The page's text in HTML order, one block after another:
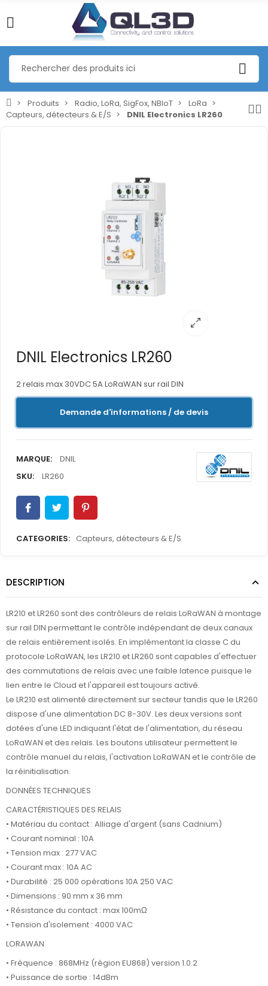
Produits Radio, LoRa, SigFox, NBIoT
LoRa
Capteurs, détecteurs & E/S
DNIL Electronics LR260
DNIL Electronics LR260
2 relais max 30VDC 5A LoRaWAN sur rail DIN
Demande d'informations / de devis
MARQUE:
DNIL
SKU:
LR260
CATEGORIES: Capteurs, détecteurs & E/S
DESCRIPTION
LR210 et LR260 sont des contrôleurs de relais LoRaWAN à montage
sur rail DIN permettant le contrôle indépendant de deux canaux
de relais entièrement isolés. En implémentant la classe C du
protocole LoRaWAN, les LR210 et LR260 sont capables d'effectuer
des commutations de relais avec une faible latence puisque le
lien entre le Cloud et l'appareil est toujours activé.
Le LR210 est alimenté directement sur secteur tandis que le LR260
dispose d'une alimentation DC 8-30V. Les deux versions sont
dotées d'une LED indiquant l'état de l'alimentation, du réseau
LoRaWAN et des relais. Les boutons utilisateur permettent le
contrôle manuel du relais, l'activation LoRaWAN et le contrôle de
la réinitialisation.
DONNÉES TECHNIQUES
CARACTÉRISTIQUES DES RELAIS
• Matériau du contact : Alliage d'argent (sans Cadnium)
• Courant nominal : 10A
• Tension max : 277 VAC
• Courant max : 10A AC
• Durabilité : 25 000 opérations 10A 250 VAC
• Dimensions : 90 mm x 36 mm
• Résistance du contact : max 100mΩ
• Tension d'isolement : 4000 VAC
LORAWAN
• Fréquence : 868MHz (région EU868) version 1.0.2
• Puissance de sortie : 14dBm